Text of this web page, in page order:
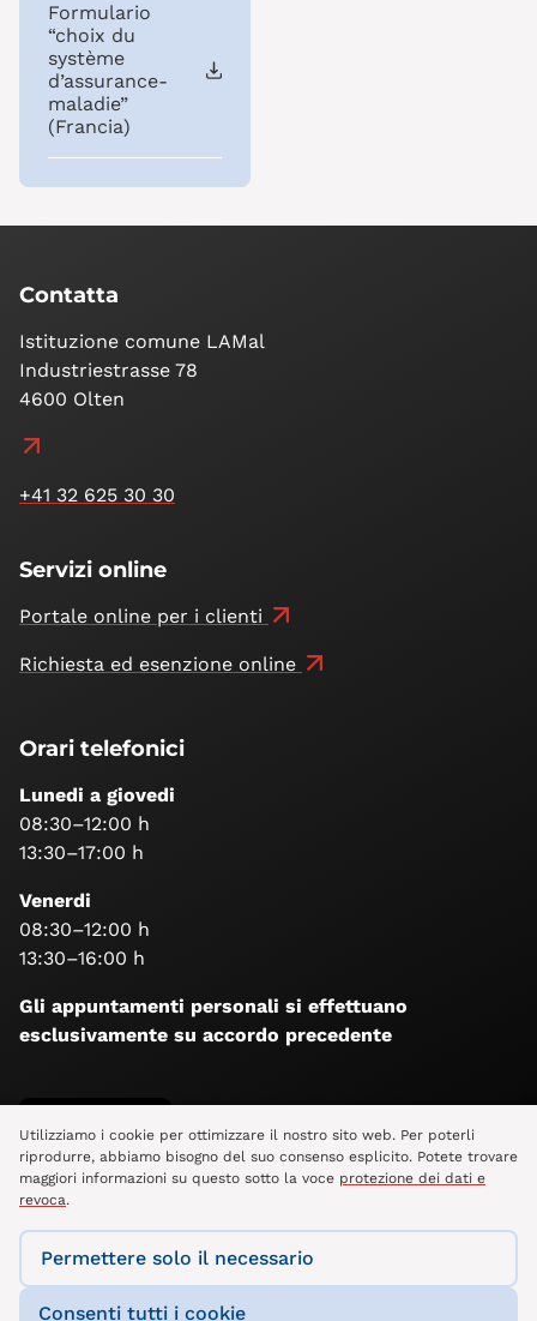
Formulario
“choix du
système
d’assurance-
maladie”
(Francia)
Contatta
Istituzione comune LAMal
Industriestrasse 78
4600 Olten
+41 32 625 30 30
Servizi online
Portale online per i clienti
Richiesta ed esenzione online
Orari telefonici
Lunedi a giovedi
08:30–12:00 h
13:30–17:00 h
Venerdi
08:30–12:00 h
13:30–16:00 h
Gli appuntamenti personali si effettuano
esclusivamente su accordo precedente
Seguiteci
Utilizziamo i cookie per ottimizzare il nostro sito web. Per poterli
riprodurre, abbiamo bisogno del suo consenso esplicito. Potete trovare
maggiori informazioni su questo sotto la voce protezione dei dati e
revoca.
Permettere solo il necessario
Consenti tutti i cookie